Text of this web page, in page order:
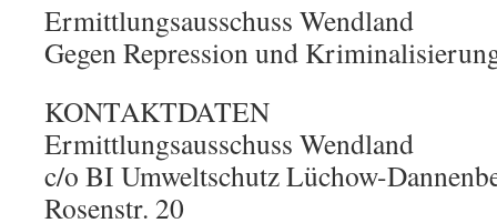
Ermittlungsausschuss Wendland
Gegen Repression und
KONTAKTDATEN
Ermittlungsausschuss Wendland
c/o BI Umweltschutz Lüchow-
Rosenstr. 20